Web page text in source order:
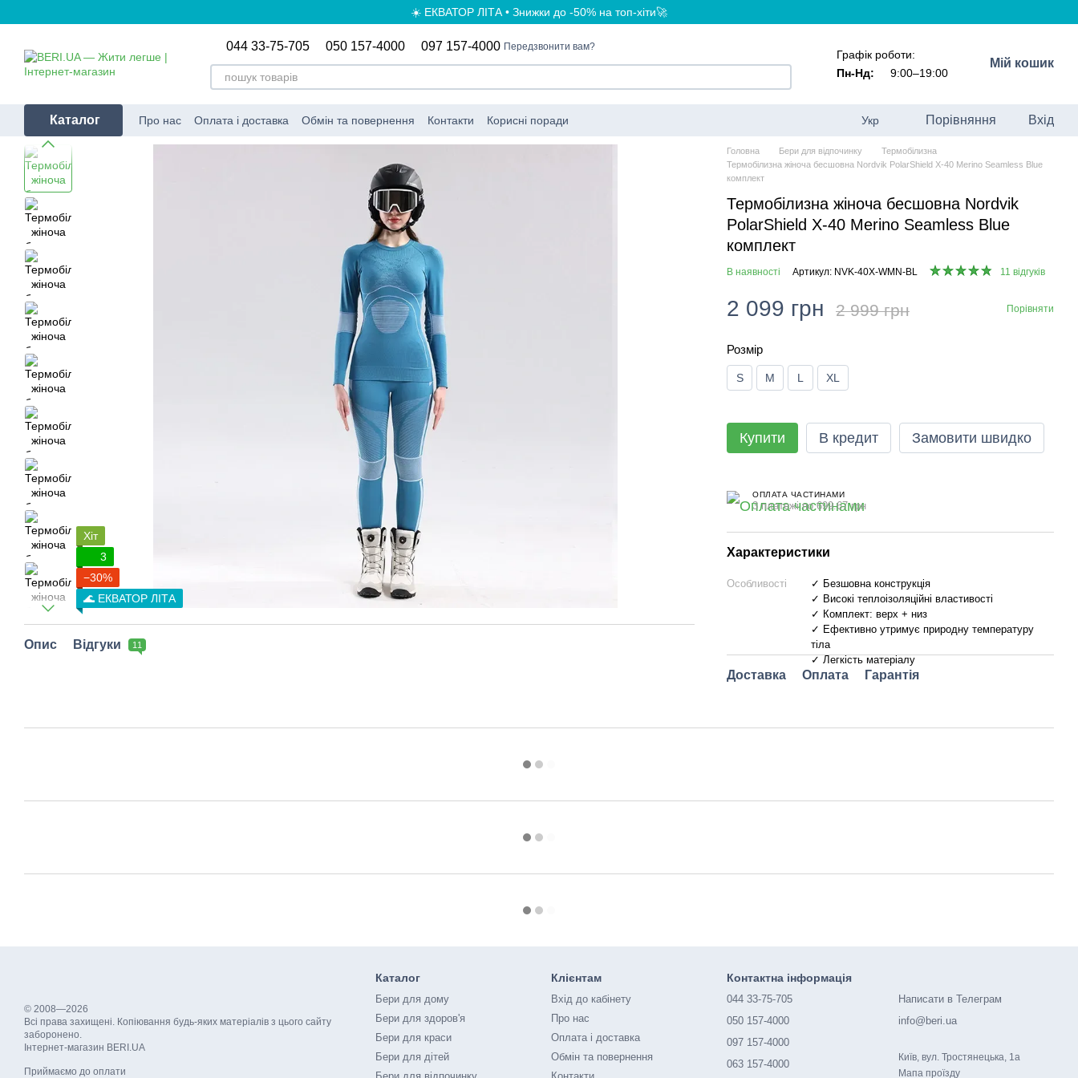
☀️ ЕКВАТОР ЛІТА • Знижки до -50% на топ-хіти🚀
044 33-75-705 050 157-4000 097 157-4000 Передзвонити вам?
Графік роботи:
Пн-Нд:
9:00–19:00
Мій кошик
Каталог Про нас Оплата і доставка Обмін та повернення Контакти Корисні поради Укр Порівняння Вхід
Хіт
3
−30%
🌊 ЕКВАТОР ЛІТА
Опис Відгуки 11
Головна Бери для відпочинку
Термобілизна
Термобілизна жіноча бесшовна Nordvik PolarShield X-40 Merino Seamless Blue
комплект
Термобілизна жіноча бесшовна Nordvik
PolarShield X-40 Merino Seamless Blue
комплект
В наявності Артикул: NVK-40X-WMN-BL 11 відгуків
2 099 грн 2 999 грн Порівняти
Розмір
S M L XL
Купити В кредит Замовити швидко
ОПЛАТА ЧАСТИНАМИ
3 платежі по 699.67 грн
Характеристики
Особливості
✓ Безшовна конструкція
✓ Високі теплоізоляційні властивості
✓ Комплект: верх + низ
✓ Ефективно утримує природну температуру
тіла
✓ Легкість матеріалу
Доставка Оплата Гарантія
© 2008—2026
Всі права захищені. Копіювання будь-яких матеріалів з цього сайту
заборонено.
Інтернет-магазин BERI.UA
Приймаємо до оплати
Каталог
Бери для дому
Бери для здоров'я
Бери для краси
Бери для дітей
Клієнтам
Вхід до кабінету
Про нас
Оплата і доставка
Обмін та повернення
Контактна інформація
044 33-75-705
050 157-4000
097 157-4000
063 157-4000
Написати в Телеграм
info@beri.ua
Київ, вул. Тростянецька, 1а
Мапа проїзду